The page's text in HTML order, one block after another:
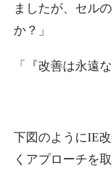
ましたが、セル
か？」
「『改善は永遠
下図のようにIE
くアプローチを取